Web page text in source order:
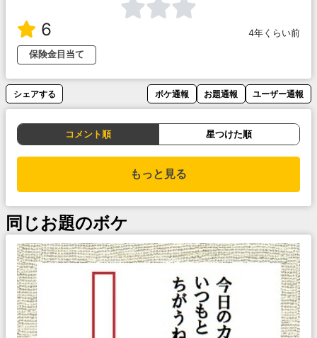
6
4年くらい前
保険金目当て
シェアする ボケ通報 お題通報 ユーザー通報
コメント順 星つけた順
もっと見る
同じお題のボケ